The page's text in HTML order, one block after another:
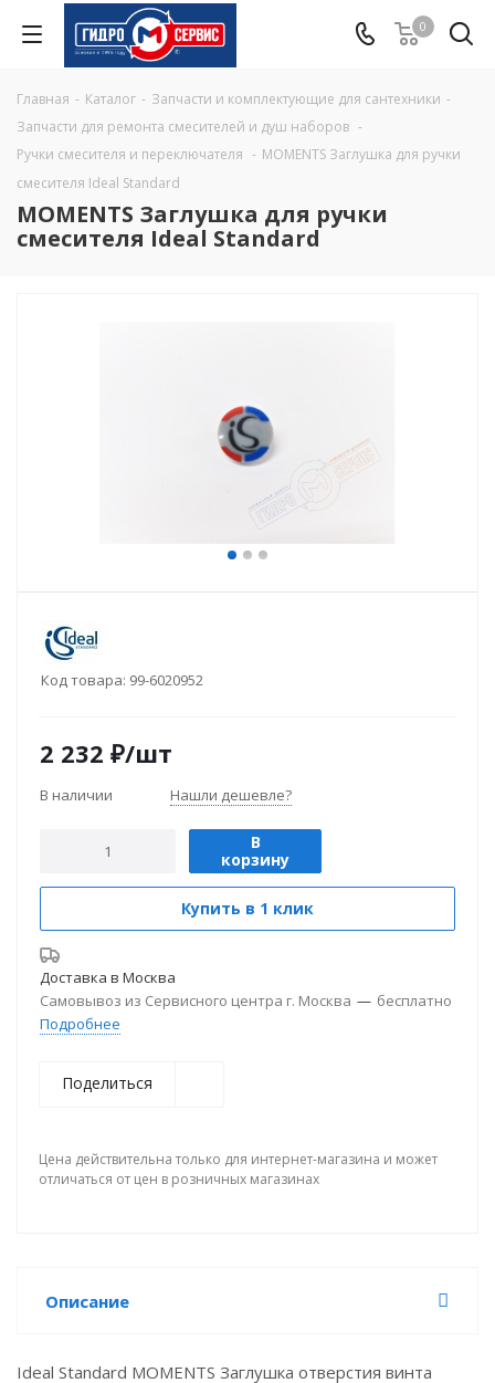
0
Главная - Каталог - Запчасти и комплектующие для сантехники -
Запчасти для ремонта смесителей и душ наборов -
Ручки смесителя и переключателя - MOMENTS Заглушка для ручки
смесителя Ideal Standard
MOMENTS Заглушка для ручки
смесителя Ideal Standard
Код товара: 99-6020952
2 232 ₽/шт
В наличии Нашли дешевле?
В
корзину
Купить в 1 клик
Доставка в Москва
Самовывоз из Сервисного центра г. Москва — бесплатно
Подробнее
Поделиться
Цена действительна только для интернет-магазина и может
отличаться от цен в розничных магазинах
Описание
Ideal Standard MOMENTS Заглушка отверстия винта